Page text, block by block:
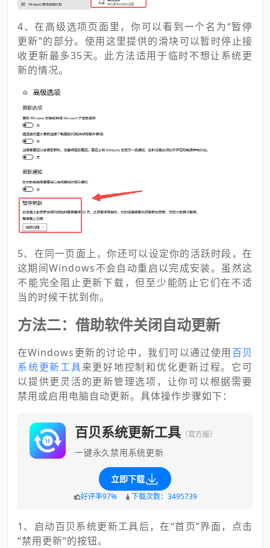
4、在高级选项页面里，你可以看到一个名为“暂停
更新”的部分。使用这里提供的滑块可以暂时停止接
收更新最多35天。此方法适用于临时不想让系统更
新的情况。
5、在同一页面上，你还可以设定你的活跃时段，在
这期间Windows不会自动重启以完成安装。虽然这
不能完全阻止更新下载，但至少能防止它们在不适
当的时候干扰到你。
方法二：借助软件关闭自动更新
在Windows更新的讨论中，我们可以通过使用百贝
系统更新工具来更好地控制和优化更新过程。它可
以提供更灵活的更新管理选项，让你可以根据需要
禁用或启用电脑自动更新。具体操作步骤如下：
百贝系统更新工具 （官方版）
一键永久禁用系统更新
立即下载
好评率97% 下载次数：3495739
1、启动百贝系统更新工具后，在“首页”界面，点击
“禁用更新”的按钮。